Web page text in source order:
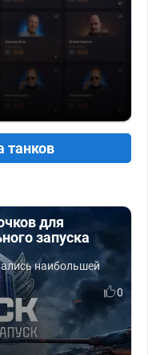
танков
для
запуска
наибольшей
0